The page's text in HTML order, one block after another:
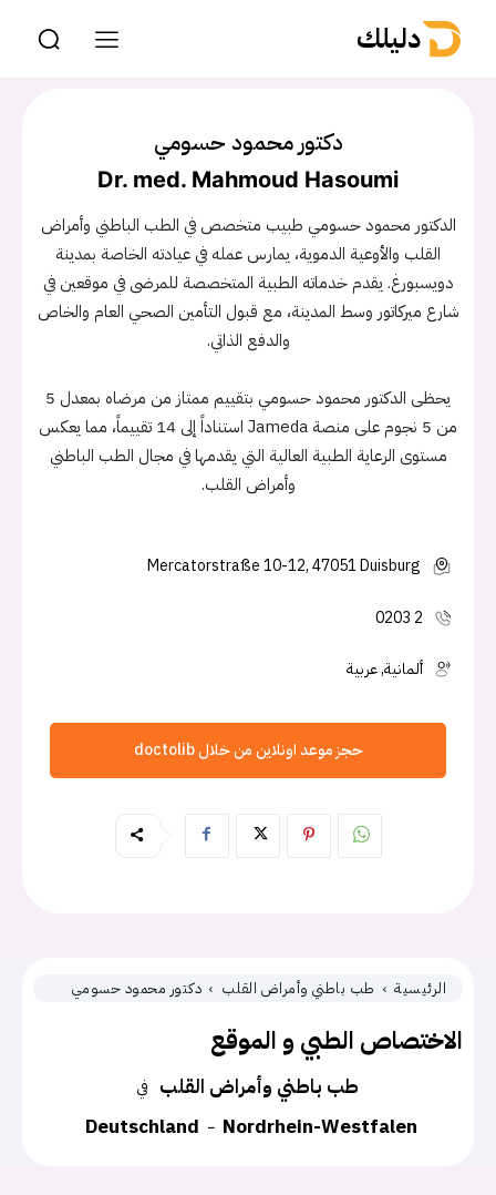
دليلك
الرئيسية طب باطني وأمراض القلب دكتور محمود حسومي
الاختصاص الطبي و الموقع
في طب باطني وأمراض القلب
Deutschland
Nordrhein-Westfalen
دكتور محمود حسومي
Dr. med. Mahmoud Hasoumi
الدكتور محمود حسومي طبيب متخصص في الطب الباطني وأمراض
القلب والأوعية الدموية، يمارس عمله في عيادته الخاصة بمدينة
دويسبورغ. يقدم خدماته الطبية المتخصصة للمرضى في موقعين في
شارع ميركاتور وسط المدينة، مع قبول التأمين الصحي العام والخاص
والدفع الذاتي.
يحظى الدكتور محمود حسومي بتقييم ممتاز من مرضاه بمعدل 5
من 5 نجوم على منصة Jameda استناداً إلى 14 تقييماً، مما يعكس
مستوى الرعاية الطبية العالية التي يقدمها في مجال الطب الباطني
وأمراض القلب.
Mercatorstraße 10-12, 47051 Duisburg
0203 2
ألمانية, عربية
حجز موعد اونلاين من خلال doctolib